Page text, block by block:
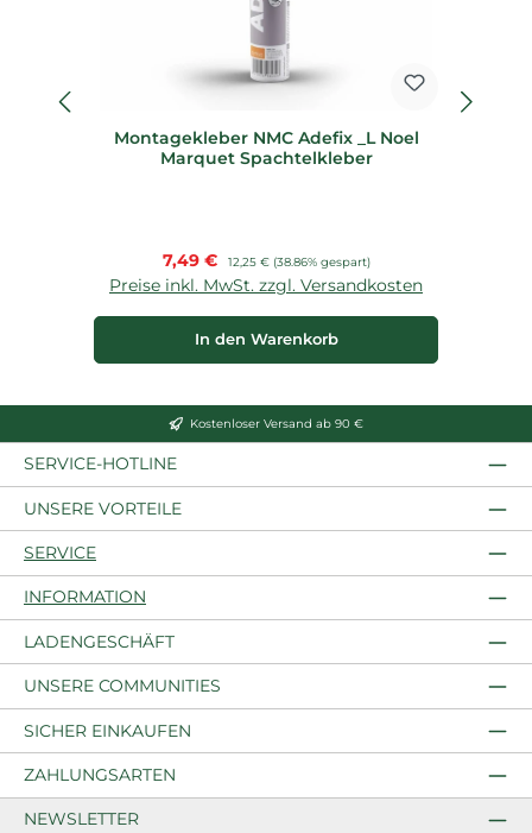
Montagekleber NMC Adefix _L Noel
Marquet Spachtelkleber
Verkaufspreis:
7,49 € Regulärer Preis:
12,25 € (38.86% gespart)
Preise inkl. MwSt. zzgl. Versandkosten
In den Warenkorb
Kostenloser Versand ab 90 €
SERVICE-HOTLINE
UNSERE VORTEILE
SERVICE
INFORMATION
LADENGESCHÄFT
UNSERE COMMUNITIES
SICHER EINKAUFEN
ZAHLUNGSARTEN
NEWSLETTER